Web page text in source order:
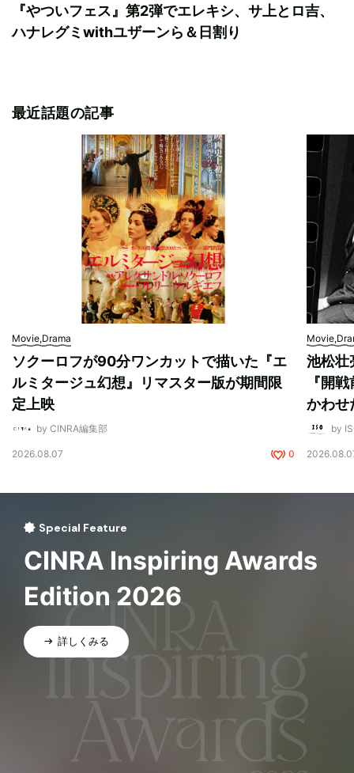
『やついフェス』第2弾でエレキシ、サ上とロ吉、
ハナレグミwithユザーンら＆日割り
最近話題の記事
Movie,Drama
ソクーロフが90分ワンカットで描いた『エ
ルミタージュ幻想』リマスター版が期間限
定上映
by CINRA編集部
2026.08.07 0
池松壮
『開
かわせ
by
Special Feature
CINRA Inspiring Awards
Edition 2026
詳しくみる